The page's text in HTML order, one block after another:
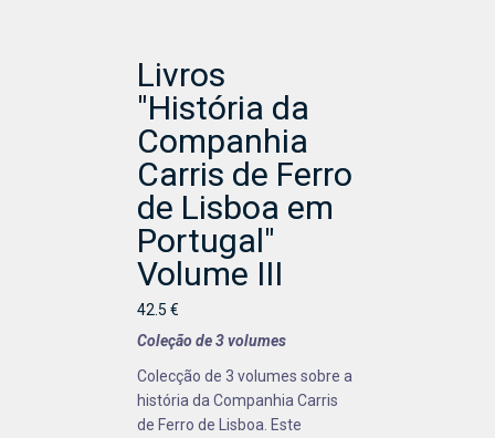
Livros
"História da
Companhia
Carris de Ferro
de Lisboa em
Portugal"
Volume III
42.5 €
Coleção de 3 volumes
Colecção de 3 volumes sobre a
história da Companhia Carris
de Ferro de Lisboa. Este